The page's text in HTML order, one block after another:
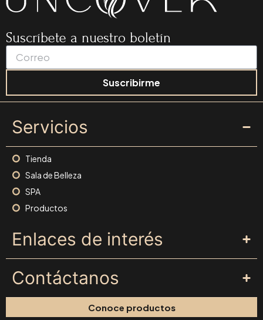
Suscríbete a nuestro boletín
Suscribirme
Servicios
Tienda
Sala de Belleza
SPA
Productos
Enlaces de interés
Contáctanos
Conoce productos